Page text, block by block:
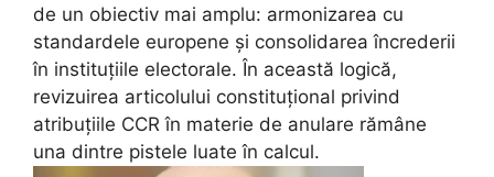
de un obiectiv mai amplu: armonizarea cu
standardele europene și consolidarea încrederii
în instituțiile electorale. În această logică,
revizuirea articolului constituțional privind
atribuțiile CCR în materie de anulare rămâne
una dintre pistele luate în calcul.